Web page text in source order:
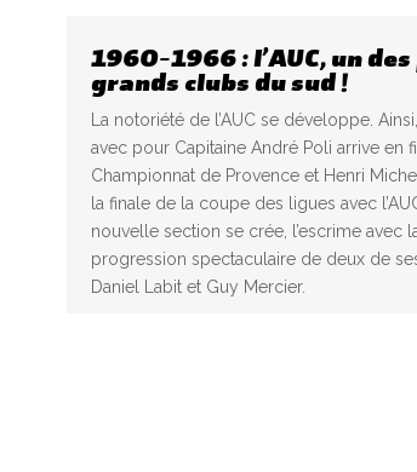
1960-1966 : l’AUC, un
grands clubs du sud !
La notoriété de l’AUC se développe.
avec pour Capitaine André Poli arrive en
Championnat de Provence et Henri
la finale de la coupe des ligues avec
nouvelle section se crée, l’escrime avec
progression spectaculaire de deux de
Daniel Labit et Guy Mercier.